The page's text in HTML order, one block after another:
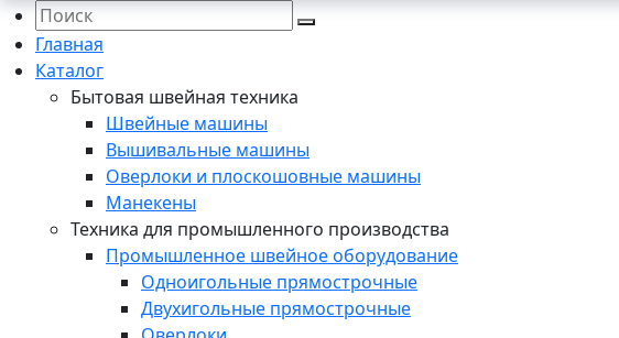
Главная
Каталог
Бытовая швейная техника
Швейные машины
Вышивальные машины
Оверлоки и плоскошовные машины
Манекены
Техника для промышленного производства
Промышленное швейное оборудование
Одноигольные прямострочные
Двухигольные прямострочные